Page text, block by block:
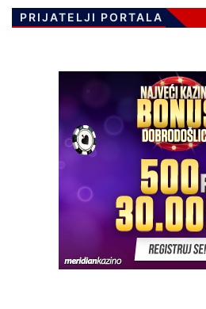
PRIJATELJI PORTALA